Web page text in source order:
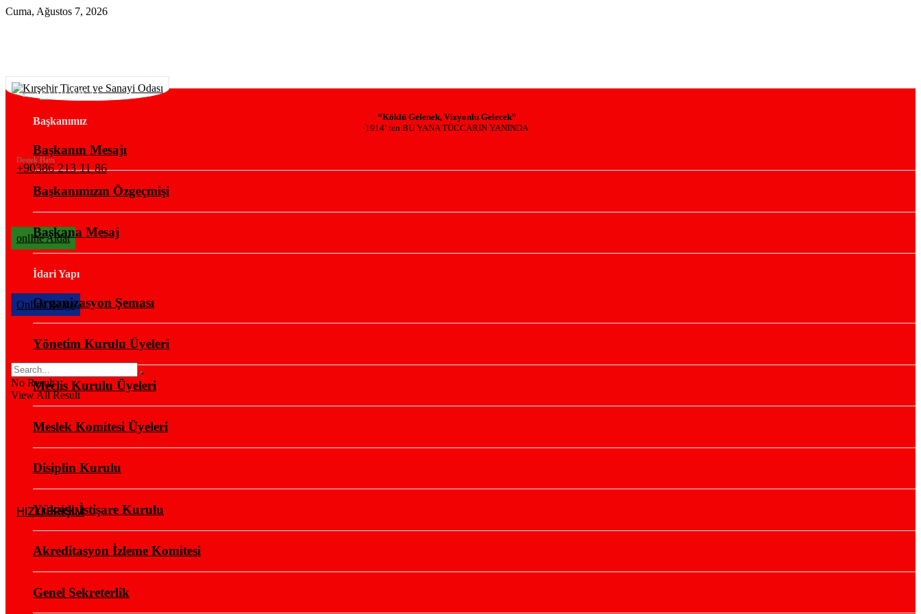
Cuma, Ağustos 7, 2026
“Köklü Gelenek, Vizyonlu Gelecek”
1914’ ten BU YANA TÜCCARIN YANINDA
Destek Hattı
+90386 213 11 86
onlIne Aidat
OnlIne Belge
No Result
View All Result
HIZLI ERİŞİM
KURUMSAL
Başkanımız
Başkanın Mesajı
Başkanımızın Özgeçmişi
Başkana Mesaj
İdari Yapı
Organizasyon Şeması
Yönetim Kurulu Üyeleri
Meclis Kurulu Üyeleri
Meslek Komitesi Üyeleri
Disiplin Kurulu
Yüksek İstişare Kurulu
Akreditasyon İzleme Komitesi
Genel Sekreterlik